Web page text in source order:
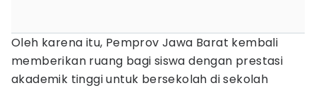
Oleh karena itu, Pemprov Jawa Barat kembali
memberikan ruang bagi siswa dengan prestasi
akademik tinggi untuk bersekolah di sekolah